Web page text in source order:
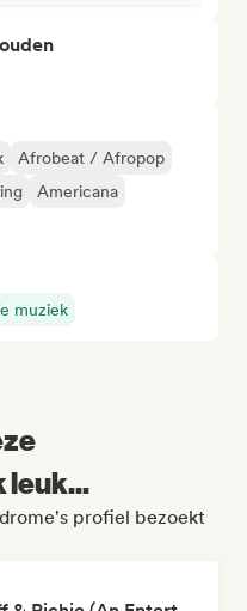
Afrobeat / Afropop
Americana
muziek
leuk...
profiel bezoekt